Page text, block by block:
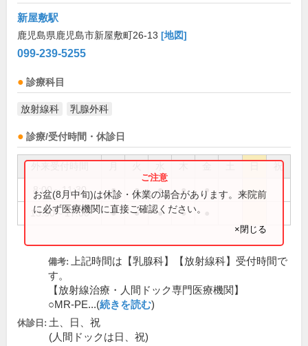
新屋敷駅
鹿児島県鹿児島市新屋敷町26-13 [地図]
099-239-5255
診療科目
放射線科 乳腺外科
診療/受付時間・休診日
祝
8:00～11:30 ● ● ● ● ●
13:30～17:00 ● ● ● ●
お盆(8月中旬)は休診・休業の場合があります。来院前
に必ず医療機関に直接ご確認ください。
×閉じる
備考:
上記時間は【乳腺科】【放射線科】受付時間で
す。
【放射線治療・人間ドック専門医療機関】
○MR-PE...(続きを読む)
休診日: 土、日、祝
(人間ドックは日、祝)